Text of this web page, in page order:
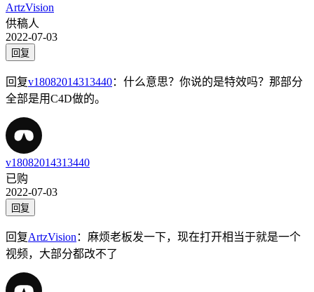
ArtzVision
供稿人
2022-07-03
回复
回复v18082014313440： 什么意思？你说的是特效吗？那部分
全部是用C4D做的。
v18082014313440
已购
2022-07-03
回复
回复ArtzVision： 麻烦老板发一下，现在打开相当于就是一个
视频，大部分都改不了